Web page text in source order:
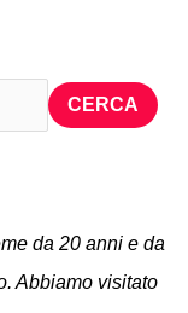
CERCA
da 20 anni e da
Abbiamo visitato